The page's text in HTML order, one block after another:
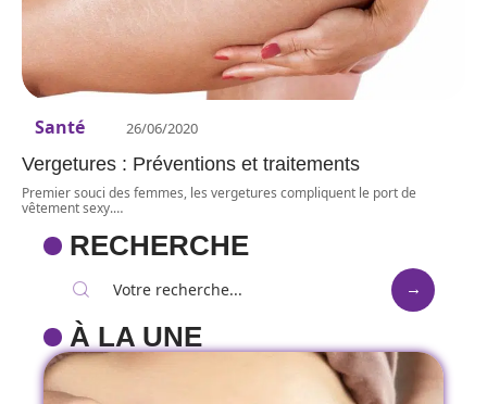
Santé 26/06/2020
Vergetures : Préventions et traitements
Premier souci des femmes, les vergetures compliquent le port de
vêtement sexy.…
RECHERCHE
À LA UNE